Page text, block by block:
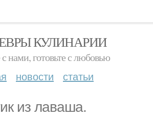
КУЛИНАРИИ
с нами, готовьте с любовью
новости статьи
из лаваша.